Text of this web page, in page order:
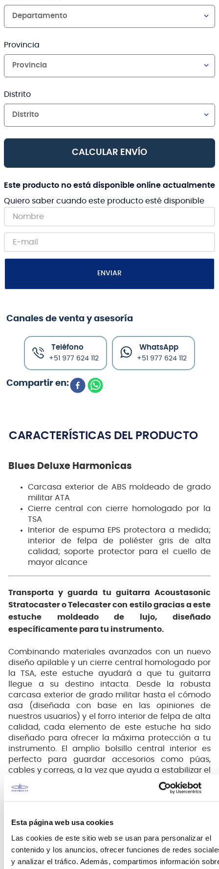
Esta página web usa cookies
Las cookies de este sitio web se usan para personalizar el
contenido y los anuncios, ofrecer funciones de redes
y analizar el tráfico. Además, compartimos información
Departamento
Provincia
Provincia
Distrito
Distrito
CALCULAR ENVÍO
Este producto no está disponible online actualmente
Quiero saber cuando este producto esté disponible
ENVIAR
Canales de venta y asesoría
Teléfono
+51 977 624 112
WhatsApp
+51 977 624 112
CARACTERÍSTICAS DEL PRODUCTO
Blues Deluxe Harmonicas
Carcasa exterior de ABS moldeado de grado
militar ATA
Cierre central con cierre homologado por la
TSA
Interior de espuma EPS protectora a medida;
interior de felpa de poliéster gris de alta
calidad; soporte protector para el cuello de
mayor alcance
Transporta y guarda tu guitarra Acoustasonic
Stratocaster o Telecaster con estilo gracias a este
estuche moldeado de lujo, diseñado
específicamente para tu instrumento.
Combinando materiales avanzados con un nuevo
diseño apilable y un cierre central homologado por
la TSA, este estuche ayudará a que tu guitarra
llegue a su destino intacta. Desde la robusta
carcasa exterior de grado militar hasta el cómodo
asa (diseñada con base en las opiniones de
nuestros usuarios) y el forro interior de felpa de alta
calidad, cada elemento de este estuche ha sido
diseñado para ofrecer la máxima protección a tu
instrumento. El amplio bolsillo central interior es
perfecto para guardar accesorios como púas,
cables y correas, a la vez que ayuda a estabilizar el
mástil durante el transporte. Gracias a las patas de
goma en el borde con bisagra, disfrutarás de una
Carcasa exterior moldeada de ABS de grado
militar ATA